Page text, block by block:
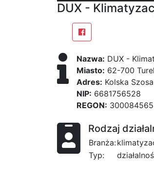
DUX -
Nazwa: DUX -
Miasto: 62-700
Adres: Kolska
NIP: 6681756528
REGON: 300084565
Rodzaj
Branża:
Typ: